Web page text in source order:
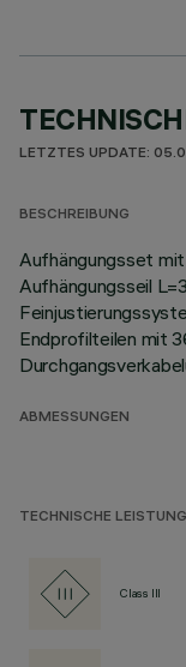
LETZTES UPDATE:
BESCHREIBUNG
Aufhängungsset
Aufhängungsseil
Endprofilteilen mit
ABMESSUNGEN
TECHNISCHE LEISTUNG
Class III